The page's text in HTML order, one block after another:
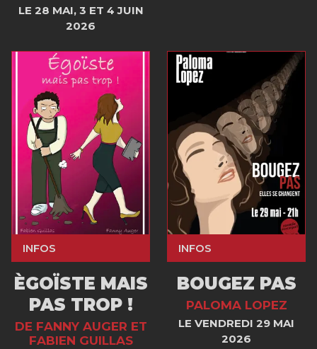
LE 28 MAI, 3 ET 4 JUIN
2026
INFOS
ÈGOÏSTE MAIS
PAS TROP !
DE FANNY AUGER ET
FABIEN GUILLAS
INFOS
BOUGEZ PAS
PALOMA LOPEZ
LE VENDREDI 29 MAI
2026